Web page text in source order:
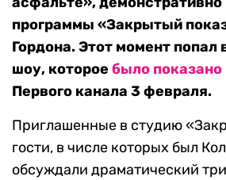
программы «Закрытый
Гордона. Этот момент попал
шоу, которое было показано
Первого канала 3 февраля.
Приглашенные в студию
гости, в числе которых был
обсуждали драматический